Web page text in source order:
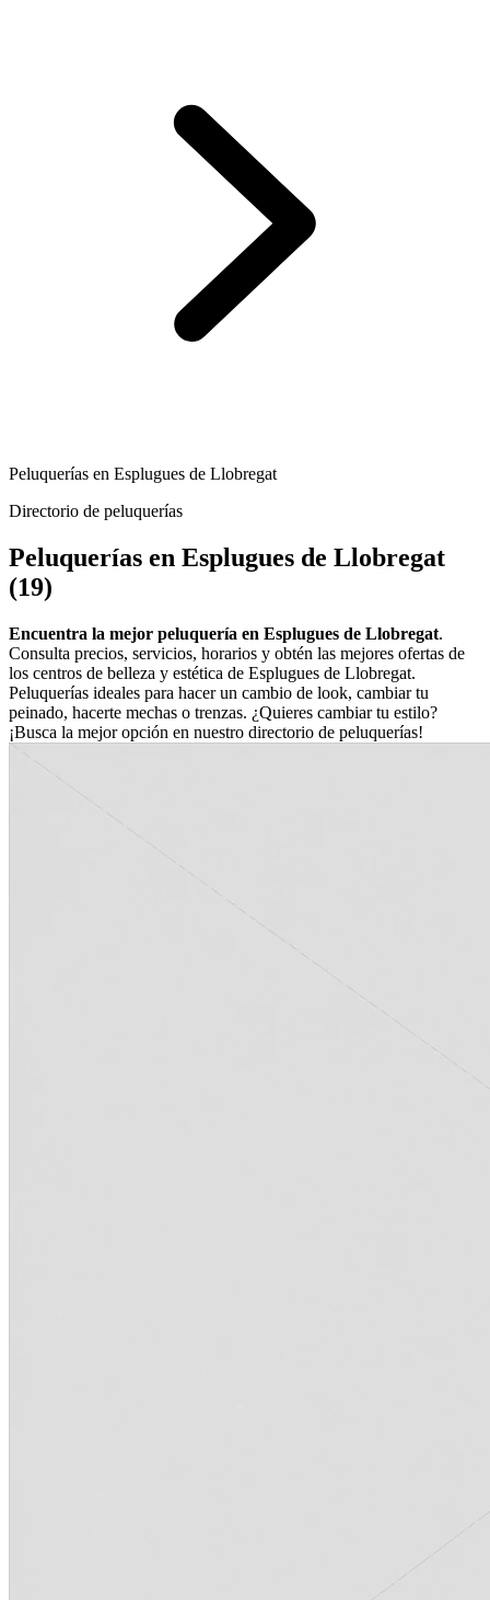
Peluquerías en Esplugues de Llobregat
Directorio de peluquerías
Peluquerías en Esplugues de Llobregat
(19)
Encuentra la mejor peluquería en Esplugues de Llobregat.
Consulta precios, servicios, horarios y obtén las mejores ofertas de
los centros de belleza y estética de Esplugues de Llobregat.
Peluquerías ideales para hacer un cambio de look, cambiar tu
peinado, hacerte mechas o trenzas. ¿Quieres cambiar tu estilo?
¡Busca la mejor opción en nuestro directorio de peluquerías!